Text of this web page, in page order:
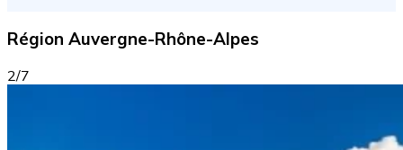
Région Auvergne-Rhône-Alpes
2/7